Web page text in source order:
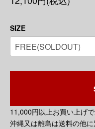
SIZE
11,000円以上お買い上げ
沖縄又は離島は送料の他